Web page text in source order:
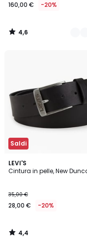
160,00 € -20%
4,6
/
Saldi
LEVI'S
Cintura in pelle, New
35,00 €
28,00 € -20%
4,4
/ 5
4,4
/